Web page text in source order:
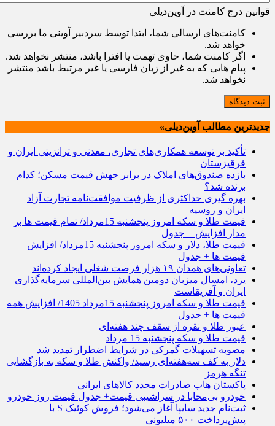
قوانین درج کامنت در آوین‌دیلی
کامنت‌های ارسالی شما، ابتدا توسط سردبیر آوینی ما بررسی
خواهد شد.
اگر کامنت شما، حاوی تهمت یا افترا باشد، منتشر نخواهد شد.
پیام هایی که به غیر از زبان فارسی یا غیر مرتبط باشد منتشر
نخواهد شد.
ثبت دیدگاه
جدیدترین مطالب آوین‌دیلی»
تأکید بر توسعه همکاری‌های تجاری، معدنی و ترانزیتی ایران و
قرقیزستان
بازده صندوق‌های املاک در برابر جهش قیمت مسکن؛ کدام
برنده شد؟
بهره گیری حداکثری از ظرفیت موافقت‌نامه تجارت آزاد
ایران و روسیه
قیمت طلا و سکه امروز پنجشنبه 15مرداد/ تمام قیمت ها بر
مدار افزایش + جدول
قیمت طلا، دلار و سکه امروز پنجشنبه 15مرداد/ افزایش
قیمت ها + جدول
تعاونی‌های همدان ۱۹ هزار فرصت شغلی ایجاد کرده‌اند
یزد، امسال میزبان دومین همایش بین‌المللی سرمایه‌گذاری
ایران و آفریقاست
قیمت طلا و سکه امروز پنجشنبه 15مرداد 1405/ افزایش همه
قیمت ها + جدول
عبور طلا و نقره از سقف چند هفته‌ای
قیمت طلا و سکه پنجشنبه 15 مرداد
مصوبه تسهیلات گمرکی در شرایط اضطرار تمدید شد
دلار به کف سه‌هفته‌ای رسید/ واکنش طلا و سکه به بازگشایی
تنگه هرمز
پاکستان هاب صادرات مجدد کالاهای ایرانی
خودرو بی‌محابا در سراشیبی قیمت+ جدول قیمت روز خودرو
ثبت‌نام جدید سایپا آغاز می‌شود؛ فروش کوئیک S با
پیش‌پرداخت ۵۰۰ میلیونی